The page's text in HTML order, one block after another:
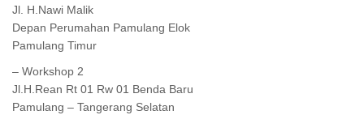
Jl. H.Nawi Malik
Depan Perumahan Pamulang Elok
Pamulang Timur
– Workshop 2
Jl.H.Rean Rt 01 Rw 01 Benda Baru
Pamulang – Tangerang Selatan